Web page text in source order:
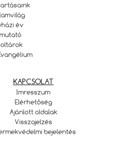
év
KAPCSOLAT
Imresszum
Elérhetőség
Ajánlott oldalak
Visszajelzés
bejelentés